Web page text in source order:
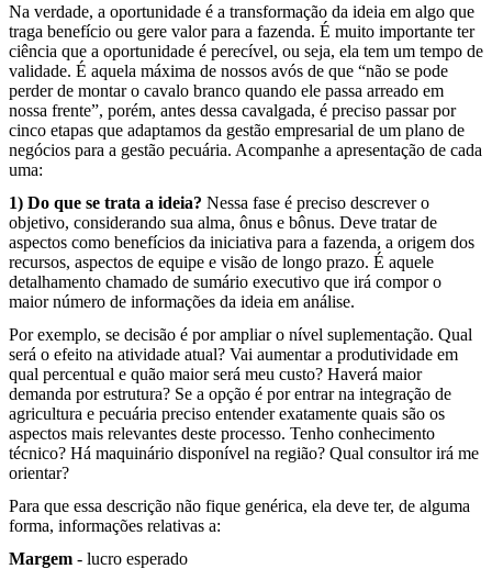
Na verdade, a oportunidade é a transformação da ideia em algo que
traga benefício ou gere valor para a fazenda. É muito importante ter
ciência que a oportunidade é perecível, ou seja, ela tem um tempo de
validade. É aquela máxima de nossos avós de que “não se pode
perder de montar o cavalo branco quando ele passa arreado em
nossa frente”, porém, antes dessa cavalgada, é preciso passar por
cinco etapas que adaptamos da gestão empresarial de um plano de
negócios para a gestão pecuária. Acompanhe a apresentação de cada
uma:
1) Do que se trata a ideia? Nessa fase é preciso descrever o
objetivo, considerando sua alma, ônus e bônus. Deve tratar de
aspectos como benefícios da iniciativa para a fazenda, a origem dos
recursos, aspectos de equipe e visão de longo prazo. É aquele
detalhamento chamado de sumário executivo que irá compor o
maior número de informações da ideia em análise.
Por exemplo, se decisão é por ampliar o nível suplementação. Qual
será o efeito na atividade atual? Vai aumentar a produtividade em
qual percentual e quão maior será meu custo? Haverá maior
demanda por estrutura? Se a opção é por entrar na integração de
agricultura e pecuária preciso entender exatamente quais são os
aspectos mais relevantes deste processo. Tenho conhecimento
técnico? Há maquinário disponível na região? Qual consultor irá me
orientar?
Para que essa descrição não fique genérica, ela deve ter, de alguma
forma, informações relativas a:
Margem - lucro esperado